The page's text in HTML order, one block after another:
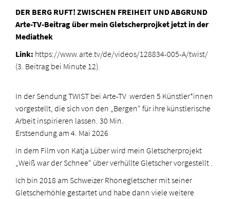
DER BERG RUFT! ZWISCHEN FREIHEIT UND ABGRUND
Arte-TV-Beitrag über mein Gletscherprojket jetzt in der
Mediathek
Link: https://www.arte.tv/de/videos/128834-005-A/twist/
(3. Beitrag bei Minute 12).
In der Sendung TWIST bei Arte-TV werden 5 Künstler*innen
vorgestellt, die sich von den „Bergen“ für ihre künstlerische
Arbeit inspirieren lassen. 30 Min.
Erstsendung am 4. Mai 2026
In dem Film von Katja Lüber wird mein Gletscherprojekt
„Weiß war der Schnee“ über verhüllte Gletscher vorgestellt .
Ich bin 2018 am Schweizer Rhonegletscher mit seiner
Gletscherhöhle gestartet und habe dann viele weitere